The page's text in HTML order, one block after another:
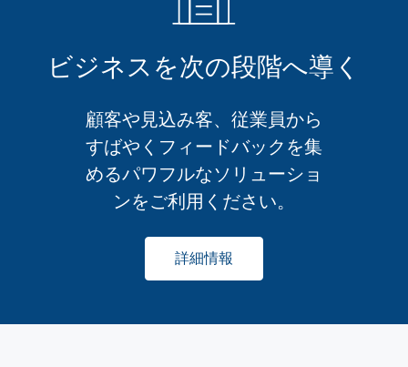
ビジネスを次の段階へ導く
顧客や見込み客、従業員から
すばやくフィードバックを集
めるパワフルなソリューショ
ンをご利用ください。
詳細情報